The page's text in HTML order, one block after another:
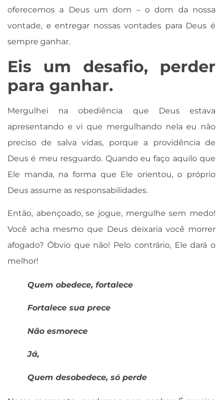
oferecemos a Deus um dom – o dom da nossa
vontade, e entregar nossas vontades para Deus é
sempre ganhar.
Eis um desafio, perder
para ganhar.
Mergulhei na obediência que Deus estava
apresentando e vi que mergulhando nela eu não
preciso de salva vidas, porque a providência de
Deus é meu resguardo. Quando eu faço aquilo que
Ele manda, na forma que Ele orientou, o próprio
Deus assume as responsabilidades.
Então, abençoado, se jogue, mergulhe sem medo!
Você acha mesmo que Deus deixaria você morrer
afogado? Óbvio que não! Pelo contrário, Ele dará o
melhor!
Quem obedece, fortalece
Fortalece sua prece
Não esmorece
Já,
Quem desobedece, só perde